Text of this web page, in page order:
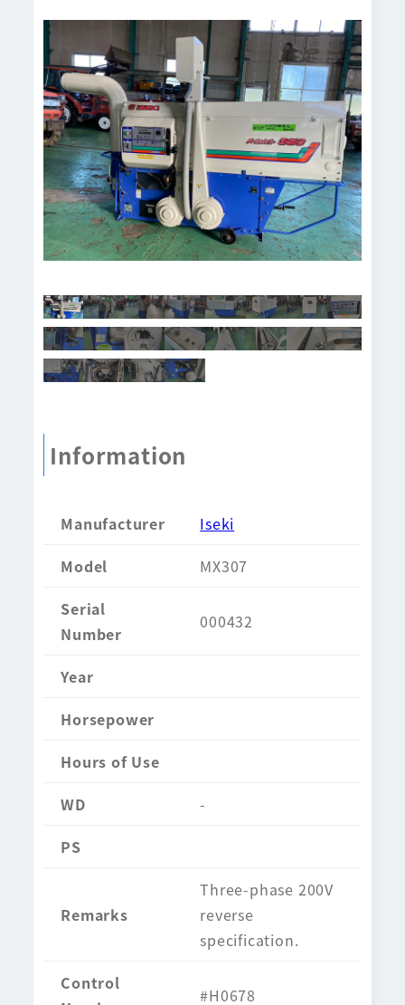
Information
Manufacturer
Iseki
Model
MX307
Serial
Number
000432
Year
Horsepower
Hours of Use
WD
-
PS
Remarks
Three-phase 200V
reverse
specification.
Control
#H0678